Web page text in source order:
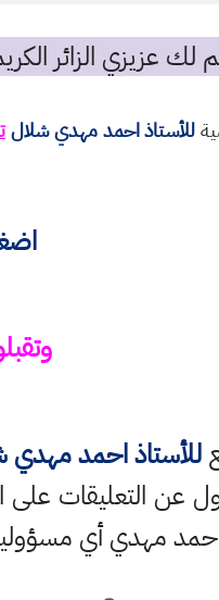
لك عزيزي الزائر
للأستاذ احمد مهدي شلال
للأستاذ احمد مهدي
عن التعليقات
مهدي أي